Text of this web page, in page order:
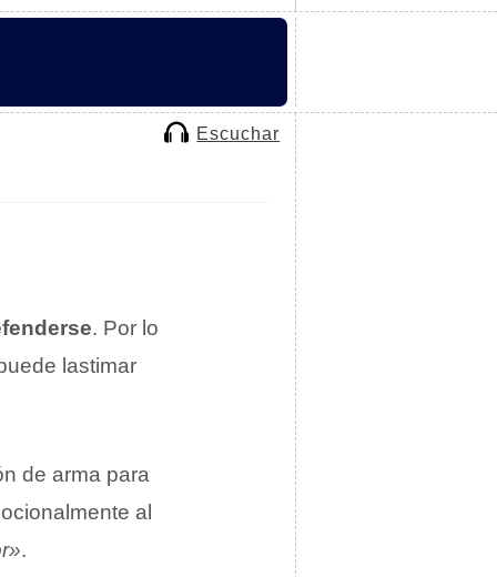
Escuchar
. Por lo
lastimar
de arma para
al
.